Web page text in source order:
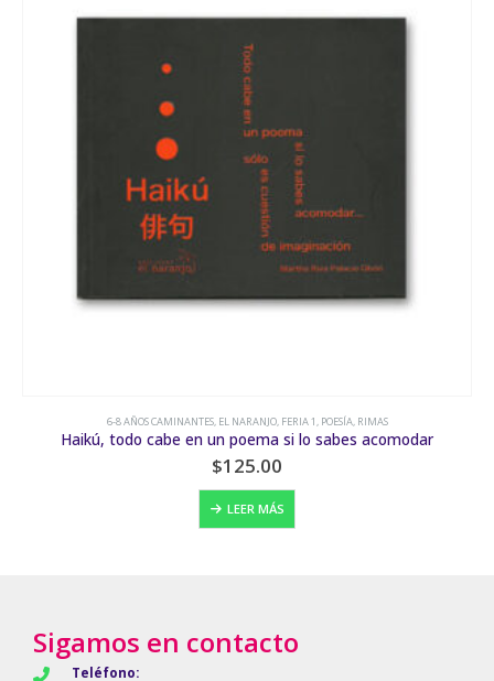
6-8 AÑOS CAMINANTES,EL NARANJO,FERIA 1,POESÍA, RIMAS
Haikú, todo cabe en un poema si lo sabes acomodar
125.00
LEER MÁS
Sigamos en contacto
Teléfono: